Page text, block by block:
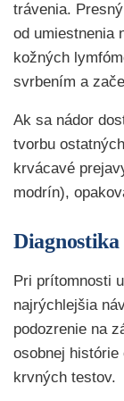
trávenia.
od umiestnenia
kožných
svrbením a
Ak sa nádor
tvorbu
krvácavé
modrín),
Diagnostika
Pri prítomnosti
najrýchlejšia
podozrenie na
osobnej histórie
krvných testov.